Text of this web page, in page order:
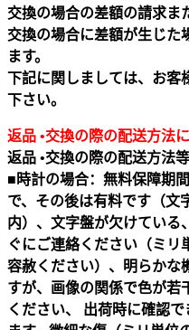
交換の場合の差額の請求ま
交換の場合に差額が生じた
ます。
下記に関しましては、お客
下さい。
返品 •交換の際の配送方法
返品 •交換の際の配送方法
■時計の場合：無料保障期
で、その後は有料です（文
内）、文字盤が欠けている
ぐにご連絡ください（ミリ
容赦ください）、明らかな
すが、画像の関係で色が若
ください、 出荷時に確認